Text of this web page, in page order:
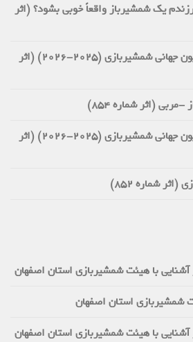
یک شمشیرباز واقعاً خوبی بشود؟ (اثر
قوانین تکنیکی فدراسیون جهانی شمشیربازی (2025-2026) (اثر
(اثر شماره 854)
قوانین تکنیکی فدراسیون جهانی شمشیربازی (2025-2026) (اثر
شماره 852)
با هیئت شمشیربازی استان اصفهان
استان اصفهان
با هیئت شمشیربازی استان اصفهان